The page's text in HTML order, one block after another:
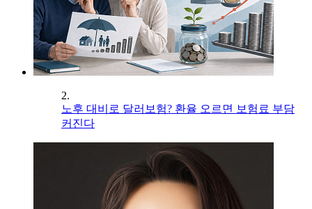
2.
노후 대비로 달러보험? 환율 오르면 보험료 부담
커진다